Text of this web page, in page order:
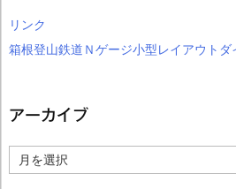
リンク
箱根登山鉄道Ｎゲージ小型レイアウトダ
アーカイブ
ー